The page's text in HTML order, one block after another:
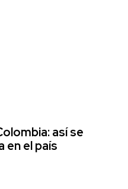
así se
en el país